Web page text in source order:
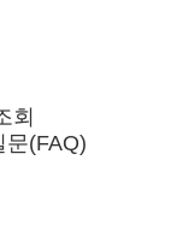
회
문(FAQ)